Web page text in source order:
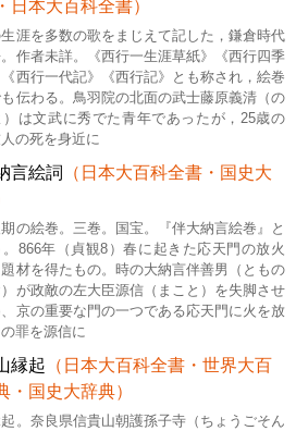
日本大百科全書）
涯を多数の歌をまじえて記した，鎌倉時代
作者未詳。《西行一生涯草紙》《西行四季
西行一代記》《西行記》とも称され，絵巻
伝わる。鳥羽院の北面の武士藤原義清（の
）は文武に秀でた青年であったが，25歳の
の死を身近に
言絵詞
（日本大百科全書・国史大
の絵巻。三巻。国宝。『伴大納言絵巻』と
。866年（貞観8）春に起きた応天門の放火
材を得たもの。時の大納言伴善男（ともの
が政敵の左大臣源信（まこと）を失脚させ
京の重要な門の一つである応天門に火を放
罪を源信に
縁起 （日本大百科全書・世界大百
・国史大辞典）
。奈良県信貴山朝護孫子寺（ちょうごそん